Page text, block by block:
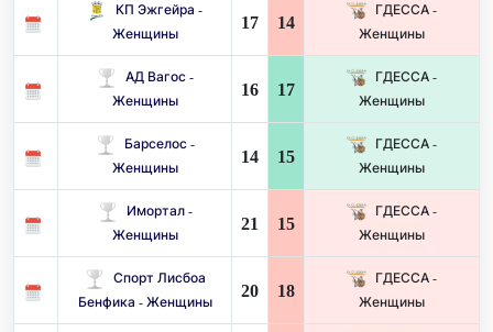
КП Эжгейра -
Женщины
17 14
ГДЕССА -
Женщины
АД Вагос -
Женщины
16 17
ГДЕССА -
Женщины
Барселос -
Женщины
14 15
ГДЕССА -
Женщины
Имортал -
Женщины
21 15
ГДЕССА -
Женщины
Спорт Лисбоа
Бенфика - Женщины
20 18
ГДЕССА -
Женщины